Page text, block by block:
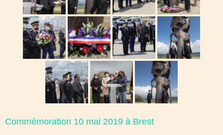
Commémoration 10 mai 2019 à Brest